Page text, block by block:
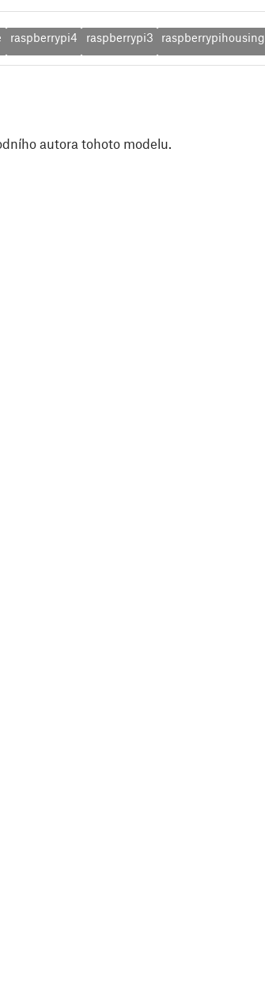
raspberrypi4 raspberrypi3 raspberrypihousing
autora tohoto modelu.